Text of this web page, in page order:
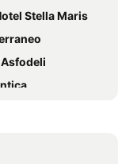
Stella Maris